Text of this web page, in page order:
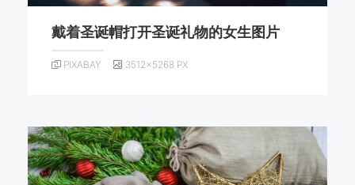
戴着圣诞帽打开圣诞礼物的女生图片
PIXABAY 3512×5268 PX